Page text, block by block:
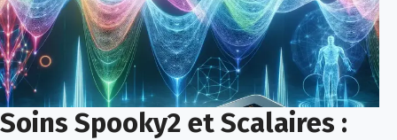
Soins Spooky2 et Scalaires :